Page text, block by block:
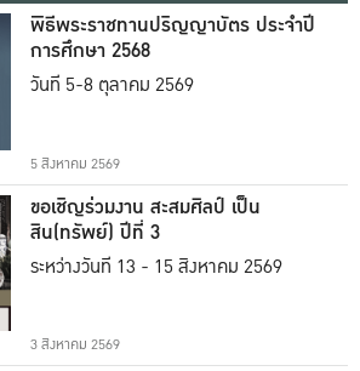
พิธีพระราชทานปริญญาบัตร ประจำปี
การศึกษา 2568
วันที่ 5-8 ตุลาคม 2569
5 สิงหาคม 2569
ขอเชิญร่วมงาน สะสมศิลป์ เป็น
สิน(ทรัพย์) ปีที่ 3
ระหว่างวันที่ 13 - 15 สิงหาคม 2569
3 สิงหาคม 2569